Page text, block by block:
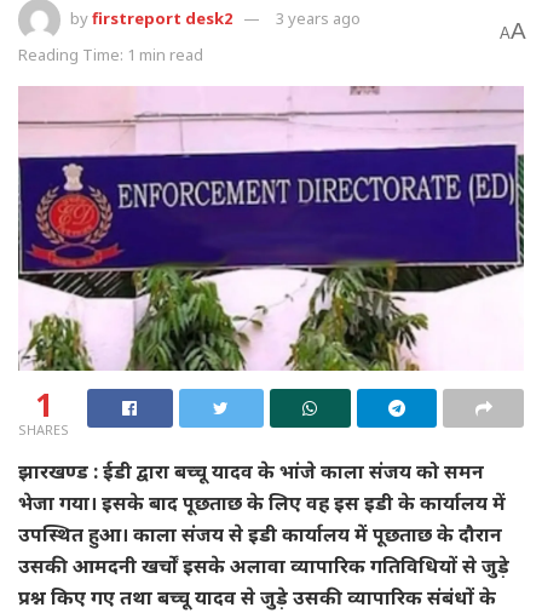
byfirstreport desk2
3 years ago
Reading Time: 1 min read
AA
1
SHARES
झारखण्ड : ईडी द्वारा बच्चू यादव के भांजे काला संजय को समन
भेजा गया। इसके बाद पूछताछ के लिए वह इस इडी के कार्यालय में
उपस्थित हुआ। काला संजय से इडी कार्यालय में पूछताछ के दौरान
उसकी आमदनी खर्चों इसके अलावा व्यापारिक गतिविधियों से जुड़े
प्रश्न किए गए तथा बच्चू यादव से जुड़े उसकी व्यापारिक संबंधों के